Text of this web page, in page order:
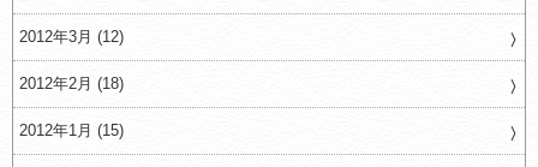
2012年3月 (12)
2012年2月 (18)
2012年1月 (15)